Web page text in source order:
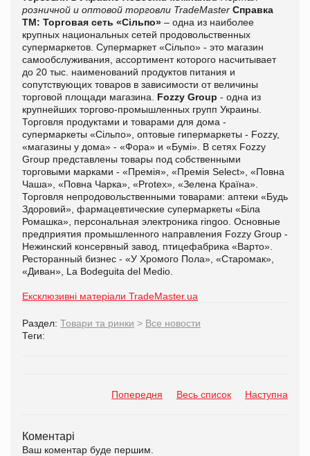
розничной и оптовой торговли TradeMaster Справка
ТМ: Торговая сеть «Сільпо» – одна из наиболее
крупных национальных сетей продовольственных
супермаркетов. Супермаркет «Сільпо» - это магазин
самообслуживания, ассортимент которого насчитывает
до 20 тыс. наименований продуктов питания и
сопутствующих товаров в зависимости от величины
торговой площади магазина. Fozzy Group - одна из
крупнейших торгово-промышленных групп Украины.
Торговля продуктами и товарами для дома -
супермаркеты «Сільпо», оптовые гипермаркеты - Fozzy,
«магазины у дома» - «Фора» и «Бумі». В сетях Fozzy
Group представлены товары под собственными
торговыми марками - «Премія», «Премія Select», «Повна
Чаша», «Повна Чарка», «Protex», «Зелена Країна».
Торговля непродовольственными товарами: аптеки «Будь
Здоровий», фармацевтические супермаркеты «Біла
Ромашка», персональная электроника ringoo. Основные
предприятия промышленного направления Fozzy Group -
Нежинский консервный завод, птицефабрика «Варто».
Ресторанный бизнес - «У Хромого Пола», «Старомак»,
«Диван», La Bodeguita del Medio.
Ексклюзивні матеріали TradeMaster.ua
Раздел: Товари та ринки > Все новости
Теги:
Попередня Весь список Наступна
Коментарі
Ваш коментар буде першим.